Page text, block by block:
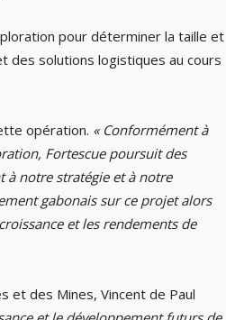
pour déterminer la taille et
des solutions logistiques au cours
opération. « Conformément à
Fortescue poursuit des
notre stratégie et à notre
gabonais sur ce projet alors
et les rendements de
et des Mines, Vincent de Paul